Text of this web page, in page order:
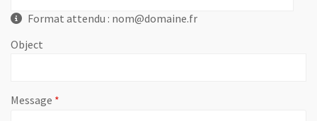
Format attendu : nom@domaine.fr
Object
Message , champ obligatoire